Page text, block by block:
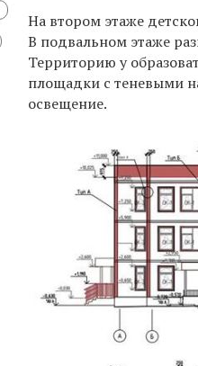
На втором этаже
В подвальном этаже
Территорию у
площадки с теневыми
освещение.